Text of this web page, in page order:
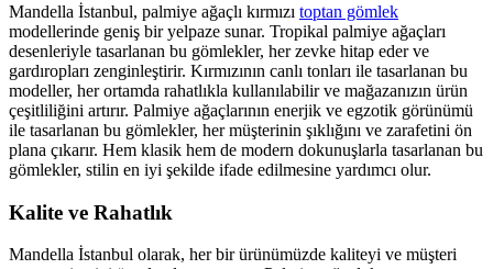
Mandella İstanbul, palmiye ağaçlı kırmızı toptan gömlek
modellerinde geniş bir yelpaze sunar. Tropikal palmiye ağaçları
desenleriyle tasarlanan bu gömlekler, her zevke hitap eder ve
gardıropları zenginleştirir. Kırmızının canlı tonları ile tasarlanan bu
modeller, her ortamda rahatlıkla kullanılabilir ve mağazanızın ürün
çeşitliliğini artırır. Palmiye ağaçlarının enerjik ve egzotik görünümü
ile tasarlanan bu gömlekler, her müşterinin şıklığını ve zarafetini ön
plana çıkarır. Hem klasik hem de modern dokunuşlarla tasarlanan bu
gömlekler, stilin en iyi şekilde ifade edilmesine yardımcı olur.
Kalite ve Rahatlık
Mandella İstanbul olarak, her bir ürünümüzde kaliteyi ve müşteri